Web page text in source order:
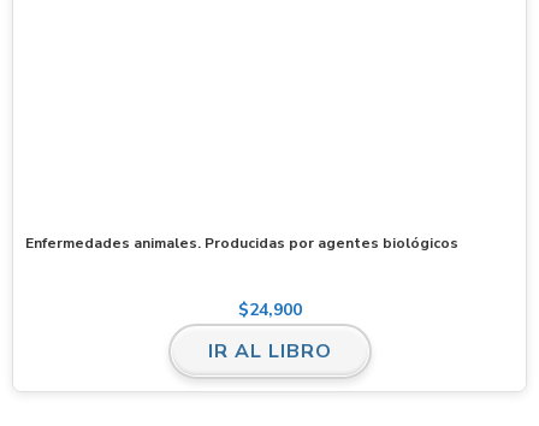
Enfermedades animales. Producidas por agentes biológicos
$24,900
IR AL LIBRO